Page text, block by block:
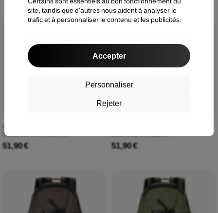
site, tandis que d'autres nous aident à analyser le
trafic et à personnaliser le contenu et les publicités.
Accepter
Personnaliser
Rejeter
Shale I031470_3IS_XX
51,90 € 51,90 €